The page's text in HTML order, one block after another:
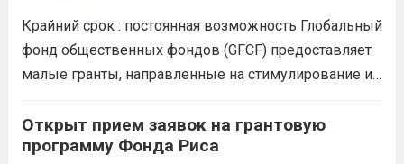
Крайний срок : постоянная возможность Глобальный
фонд общественных фондов (GFCF) предоставляет
малые гранты, направленные на стимулирование и
благотворительных организаций по всему миру.
Большинство грантов направлено на укрепление
Открыт прием заявок на грантовую
программу Фонда Риса